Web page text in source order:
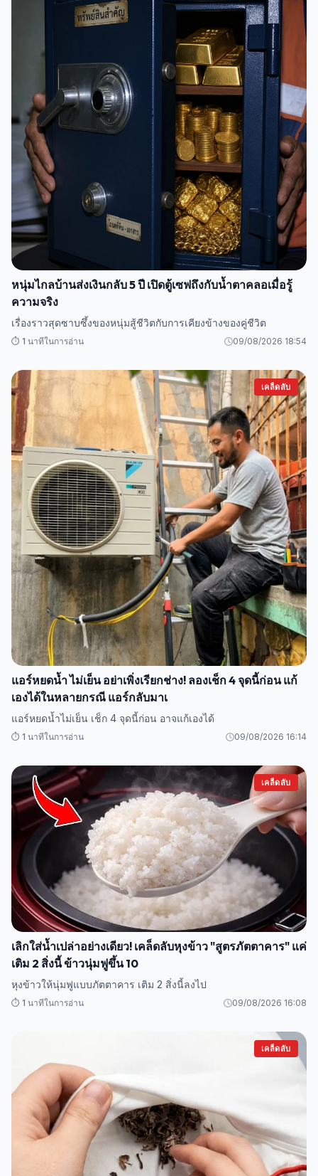
หนุ่มไกลบ้านส่งเงินกลับ 5 ปี เปิดตู้เซฟถึงกับน้ำตาคลอเมื่อรู้
ความจริง
เรื่องราวสุดซาบซึ้งของหนุ่มสู้ชีวิตกับการเคียงข้างของคู่ชีวิต
⏱️ 1 นาทีในการอ่าน 09/08/2026 18:54
เคล็ดลับ
แอร์หยดน้ำ ไม่เย็น อย่าเพิ่งเรียกช่าง! ลองเช็ก 4 จุดนี้ก่อน แก้
เองได้ในหลายกรณี แอร์กลับมาเ
แอร์หยดน้ำไม่เย็น เช็ก 4 จุดนี้ก่อน อาจแก้เองได้
⏱️ 1 นาทีในการอ่าน 09/08/2026 16:14
เคล็ดลับ
เลิกใส่น้ำเปล่าอย่างเดียว! เคล็ดลับหุงข้าว "สูตรภัตตาคาร" แค่
เติม 2 สิ่งนี้ ข้าวนุ่มฟูขึ้น 10
หุงข้าวให้นุ่มฟูแบบภัตตาคาร เติม 2 สิ่งนี้ลงไป
⏱️ 1 นาทีในการอ่าน 09/08/2026 16:08
เคล็ดลับ